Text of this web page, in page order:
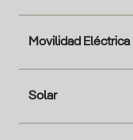
Movilidad Eléctrica
Solar